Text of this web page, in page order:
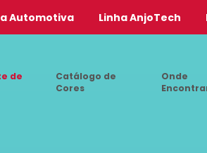
Automotiva Linha AnjoTech
de
Catálogo de
Cores
Onde